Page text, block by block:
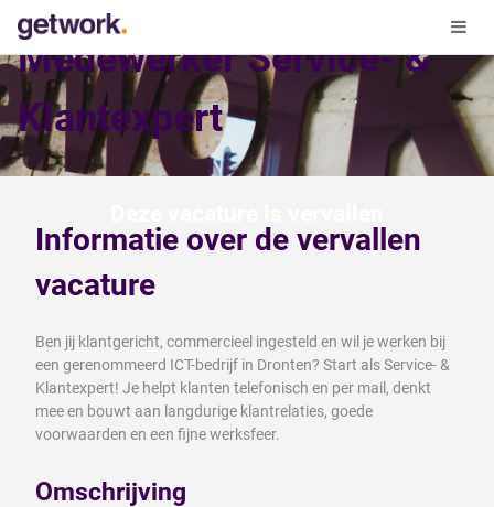
Medewerker Service- &
Klantexpert
Informatie over de vervallen
vacature
Ben jij klantgericht, commercieel ingesteld en wil je werken bij
een gerenommeerd ICT-bedrijf in Dronten? Start als Service- &
Klantexpert! Je helpt klanten telefonisch en per mail, denkt
mee en bouwt aan langdurige klantrelaties, goede
voorwaarden en een fijne werksfeer.
Omschrijving